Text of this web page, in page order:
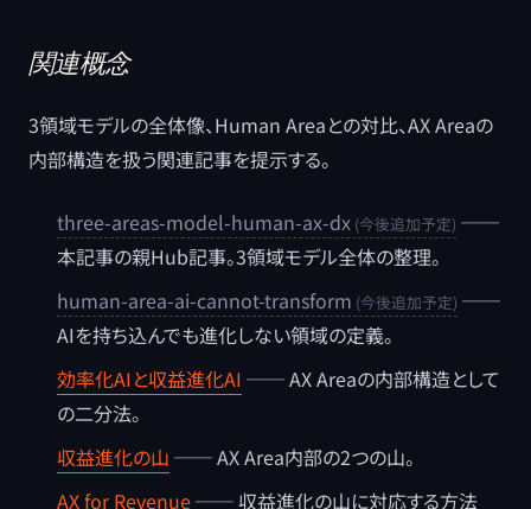
関連概念
3領域モデルの全体像、Human Areaとの対比、AX Areaの
内部構造を扱う関連記事を提示する。
three-areas-model-human-ax-dx
──
本記事の親Hub記事。3領域モデル全体の整理。
human-area-ai-cannot-transform
──
AIを持ち込んでも進化しない領域の定義。
効率化AIと収益進化AI ── AX Areaの内部構造として
の二分法。
収益進化の山 ── AX Area内部の2つの山。
AX for Revenue── 収益進化の山に対応する方法